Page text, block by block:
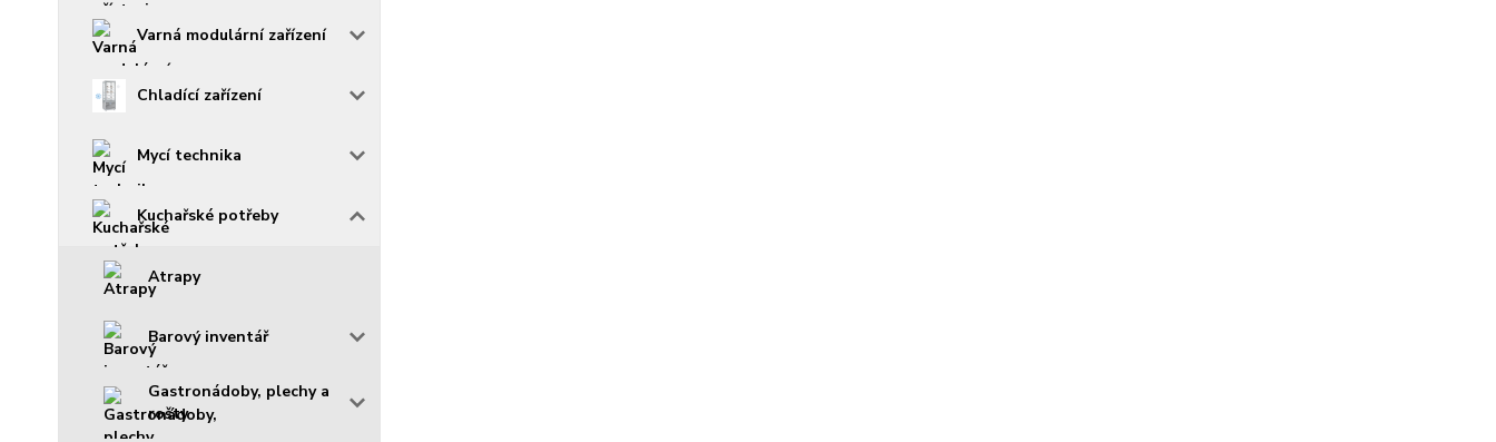
Varná modulární zařízení
Chladící zařízení
Mycí technika
Kuchařské potřeby
Atrapy
Barový inventář
Gastronádoby, plechy a
rošty